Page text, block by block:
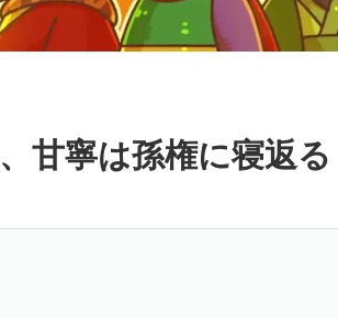
甘寧は孫権に寝返る